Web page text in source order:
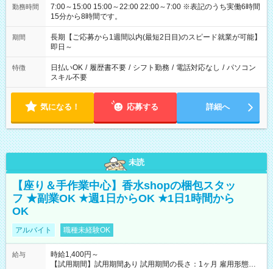
勤務時間
7:00～15:00 15:00～22:00 22:00～7:00 ※表記のうち実働6時間
15分から8時間です。
期間
長期【ご応募から1週間以内(最短2日目)のスピード就業が可能】
即日～
特徴 日払いOK / 履歴書不要 / シフト勤務 / 電話対応なし / パソコン
スキル不要
気になる！ 応募する 詳細へ
未読
【座り＆手作業中心】香水shopの梱包スタッ
フ ★副業OK ★週1日からOK ★1日1時間から
OK
アルバイト 職種未経験OK
給与
時給1,400円～
【試用期間】試用期間あり 試用期間の長さ：1ヶ月 雇用形態、